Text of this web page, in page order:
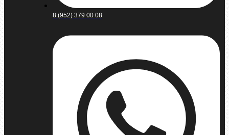
8 (952) 379 00 08